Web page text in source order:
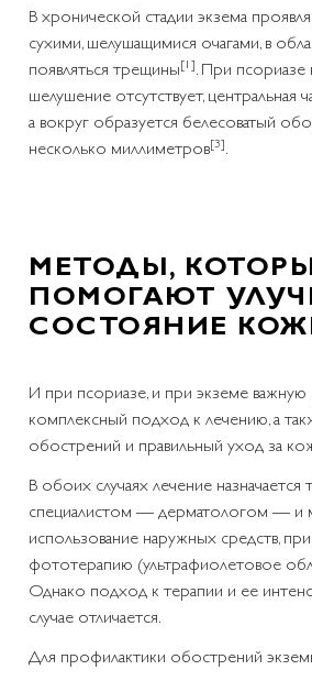
В хронической стадии экзема
сухими, шелушащимися очагами, в
появляться трещины[1]. При псориазе
шелушение отсутствует, центральная
а вокруг образуется белесоватый
несколько миллиметров[3].
МЕТОДЫ,
ПОМОГАЮТ
СОСТОЯНИЕ
И при псориазе, и при экземе важную
комплексный подход к лечению, а
обострений и правильный уход за
В обоих случаях лечение
специалистом — дерматологом — и
использование наружных средств,
фототерапию (ультрафиолетовое
Однако подход к терапии и ее
случае отличается.
Для профилактики обострений